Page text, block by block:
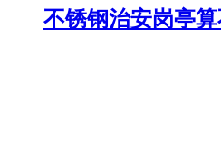
不锈钢治安岗亭